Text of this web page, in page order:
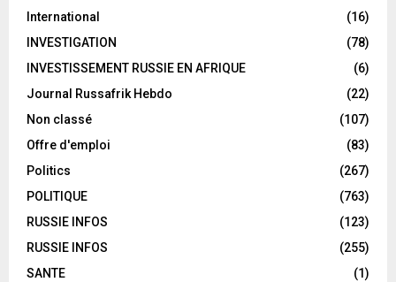
International
(16)
INVESTIGATION
(78)
INVESTISSEMENT RUSSIE EN AFRIQUE
(6)
Journal Russafrik Hebdo
(22)
Non classé
(107)
Offre d'emploi
(83)
Politics
(267)
POLITIQUE
(763)
RUSSIE INFOS
(123)
RUSSIE INFOS
(255)
SANTE
(1)